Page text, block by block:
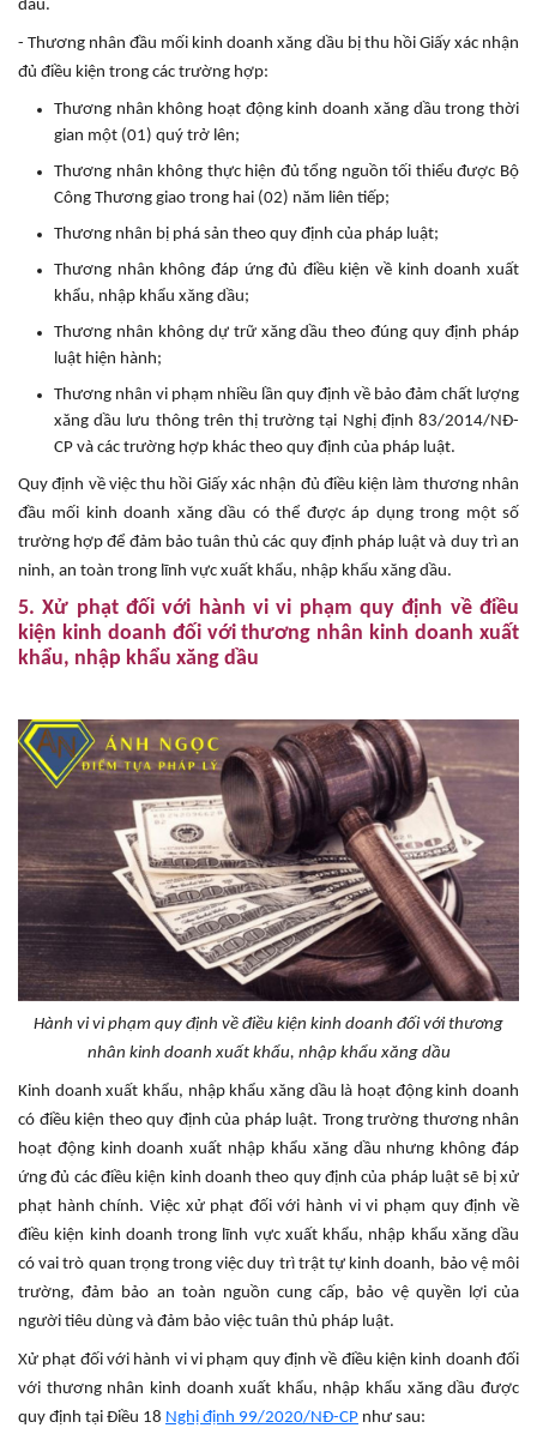
dầu.
- Thương nhân đầu mối kinh doanh xăng dầu bị thu hồi Giấy xác nhận
đủ điều kiện trong các trường hợp:
Thương nhân không hoạt động kinh doanh xăng dầu trong thời
gian một (01) quý trở lên;
Thương nhân không thực hiện đủ tổng nguồn tối thiểu được Bộ
Công Thương giao trong hai (02) năm liên tiếp;
Thương nhân bị phá sản theo quy định của pháp luật;
Thương nhân không đáp ứng đủ điều kiện về kinh doanh xuất
khẩu, nhập khẩu xăng dầu;
Thương nhân không dự trữ xăng dầu theo đúng quy định pháp
luật hiện hành;
Thương nhân vi phạm nhiều lần quy định về bảo đảm chất lượng
xăng dầu lưu thông trên thị trường tại Nghị định 83/2014/NĐ-
CP và các trường hợp khác theo quy định của pháp luật.
Quy định về việc thu hồi Giấy xác nhận đủ điều kiện làm thương nhân
đầu mối kinh doanh xăng dầu có thể được áp dụng trong một số
trường hợp để đảm bảo tuân thủ các quy định pháp luật và duy trì an
ninh, an toàn trong lĩnh vực xuất khẩu, nhập khẩu xăng dầu.
5. Xử phạt đối với hành vi vi phạm quy định về điều
kiện kinh doanh đối với thương nhân kinh doanh xuất
khẩu, nhập khẩu xăng dầu
Hành vi vi phạm quy định về điều kiện kinh doanh đối với thương
nhân kinh doanh xuất khẩu, nhập khẩu xăng dầu
Kinh doanh xuất khẩu, nhập khẩu xăng dầu là hoạt động kinh doanh
có điều kiện theo quy định của pháp luật. Trong trường thương nhân
hoạt động kinh doanh xuất nhập khẩu xăng dầu nhưng không đáp
ứng đủ các điều kiện kinh doanh theo quy định của pháp luật sẽ bị xử
phạt hành chính. Việc xử phạt đối với hành vi vi phạm quy định về
điều kiện kinh doanh trong lĩnh vực xuất khẩu, nhập khẩu xăng dầu
có vai trò quan trọng trong việc duy trì trật tự kinh doanh, bảo vệ môi
trường, đảm bảo an toàn nguồn cung cấp, bảo vệ quyền lợi của
người tiêu dùng và đảm bảo việc tuân thủ pháp luật.
Xử phạt đối với hành vi vi phạm quy định về điều kiện kinh doanh đối
với thương nhân kinh doanh xuất khẩu, nhập khẩu xăng dầu được
quy định tại Điều 18 Nghị định 99/2020/NĐ-CP như sau: